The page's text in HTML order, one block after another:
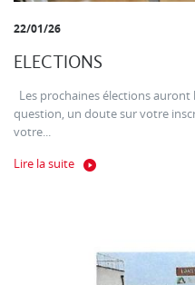
22/01/26
ELECTIONS
Les prochaines élections auront
question, un doute sur votre
votre...
Lire la suite